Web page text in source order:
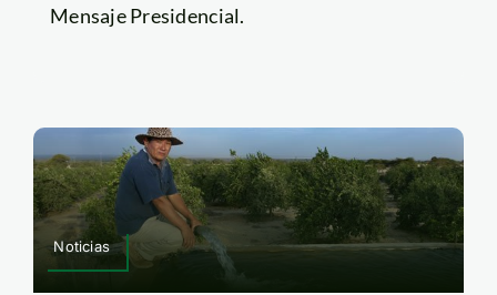
Mensaje Presidencial.
Noticias